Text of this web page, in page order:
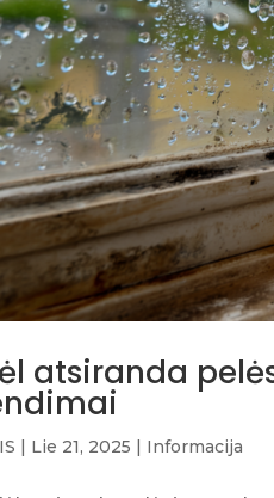
atsiranda
Lie 21, 2025 Informacija